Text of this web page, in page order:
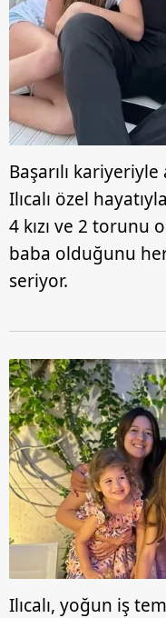
Başarılı
Ilıcalı özel
4 kızı ve 2 torunu
baba olduğunu
seriyor.
Ilıcalı, yoğun iş